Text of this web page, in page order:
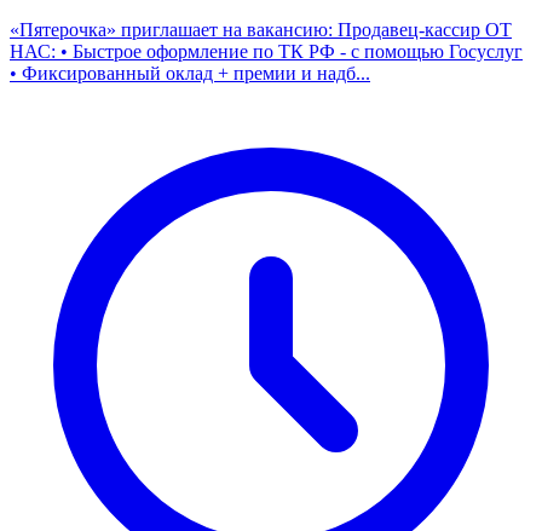
«Пятерочка» приглашает на вакансию: Продавец-кассир ОТ
НАС: • Быстрое оформление по ТК РФ - с помощью Госуслуг
• Фиксированный оклад + премии и надб...